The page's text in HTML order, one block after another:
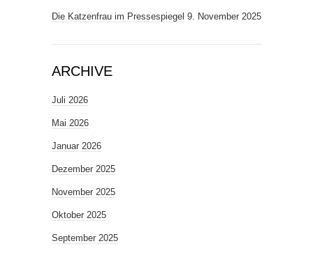
Die Katzenfrau im Pressespiegel 9. November 2025
ARCHIVE
Juli 2026
Mai 2026
Januar 2026
Dezember 2025
November 2025
Oktober 2025
September 2025